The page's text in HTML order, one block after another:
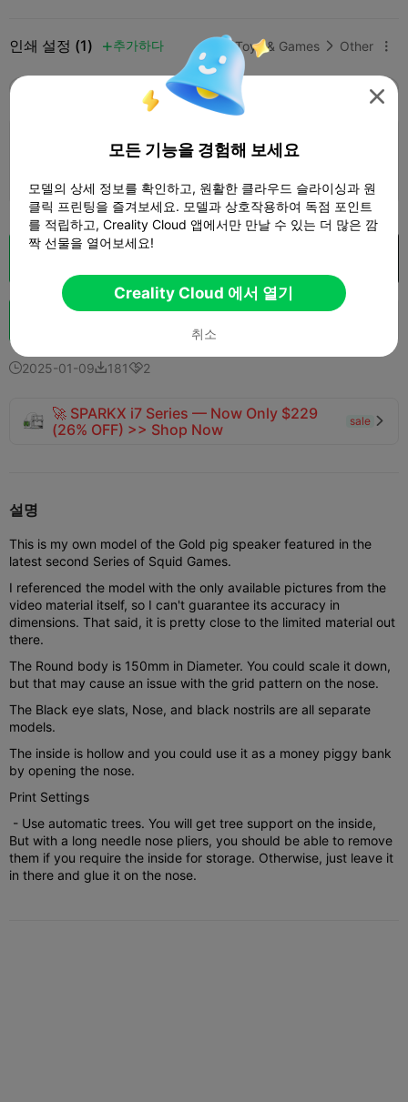
인쇄 설정 (1)  추가하다 Toys & Games  Other 
K2 Pro
0.2mm layer, 2 walls, 15% infill
2025-01-091812
🚀 SPARKX i7 Series — Now Only $229
(26% OFF) >> Shop Now
sale 
설명
This is my own model of the Gold pig speaker featured in the
latest second Series of Squid Games.
I referenced the model with the only available pictures from the
video material itself, so I can't guarantee its accuracy in
dimensions. That said, it is pretty close to the limited material out
there.
The Round body is 150mm in Diameter. You could scale it down,
but that may cause an issue with the grid pattern on the nose.
The Black eye slats, Nose, and black nostrils are all separate
models.
The inside is hollow and you could use it as a money piggy bank
by opening the nose.
Print Settings
- Use automatic trees. You will get tree support on the inside,
But with a long needle nose pliers, you should be able to remove
them if you require the inside for storage. Otherwise, just leave it
in there and glue it on the nose.

모든 기능을 경험해 보세요
모델의 상세 정보를 확인하고, 원활한 클라우드 슬라이싱과 원
클릭 프린팅을 즐겨보세요. 모델과 상호작용하여 독점 포인트
를 적립하고, Creality Cloud 앱에서만 만날 수 있는 더 많은 깜
짝 선물을 열어보세요!
Creality Cloud 에서 열기
취소